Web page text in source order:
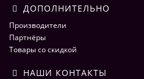
ДОПОЛНИТЕЛЬНО
Производители
Партнёры
Товары со скидкой
НАШИ КОНТАКТЫ